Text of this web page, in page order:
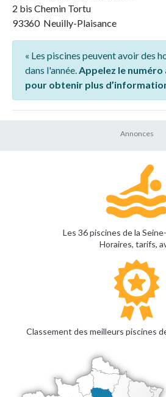
2 bis Chemin Tortu
93360 Neuilly-Plaisance
« Les piscines peuvent avoir des
dans l'année.Appelez le
pour obtenir plus
Les 36 piscines de la
Horaires, tarifs,
Classement des meilleurs piscines